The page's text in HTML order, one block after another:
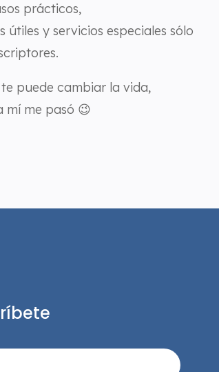
prácticos,
útiles y servicios especiales sólo
puede cambiar la vida,
mí me pasó 😉